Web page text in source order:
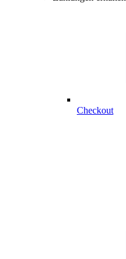
Checkout